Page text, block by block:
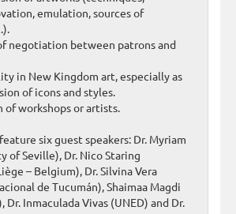
emulation, sources of
negotiation between patrons and
in New Kingdom art, especially as
of icons and styles.
workshops or artists.
six guest speakers: Dr. Myriam
of Seville), Dr. Nico Staring
– Belgium), Dr. Silvina Vera
de Tucumán), Shaimaa Magdi
Dr. Inmaculada Vivas (UNED) and Dr.